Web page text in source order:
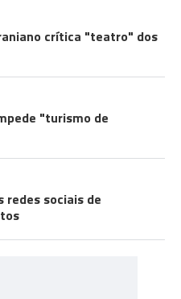
crítica "teatro" dos
"turismo de
redes sociais de